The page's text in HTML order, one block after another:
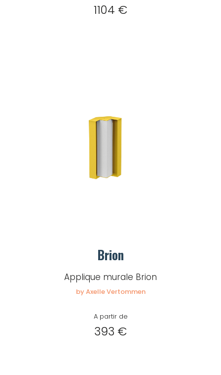
1104 €
Brion
Applique murale Brion
by Axelle Vertommen
A partir de
393 €